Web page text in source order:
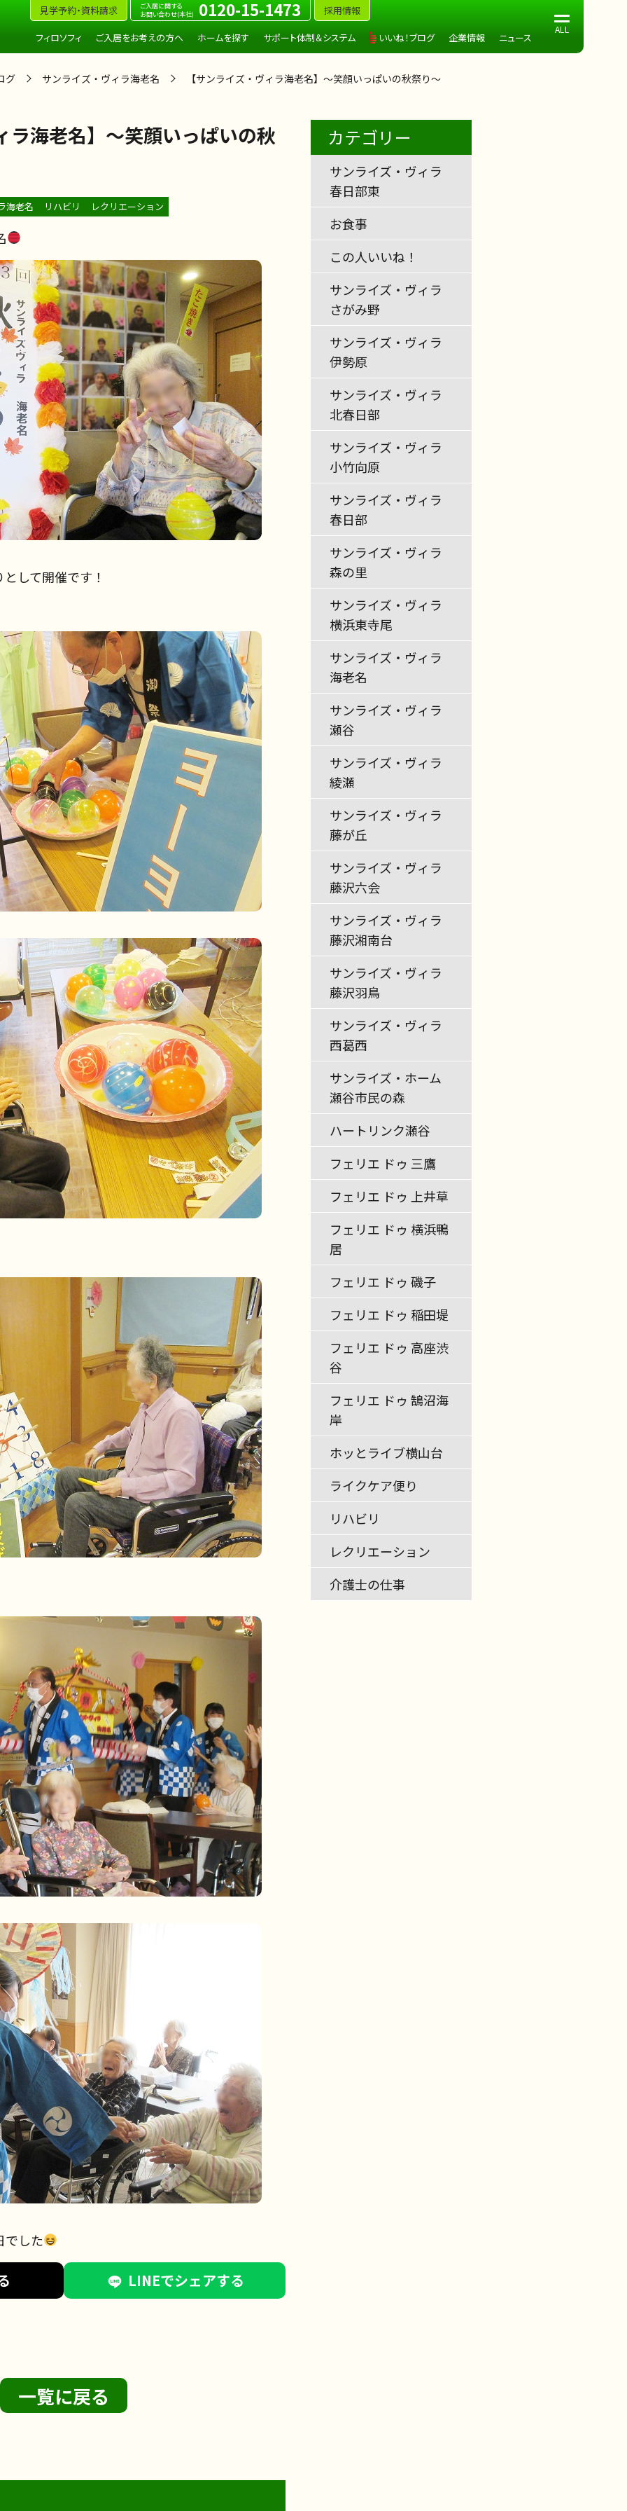
見学予約・資料請求
ご入居に関する
お問い合わせ(本社)
0120-15-1473 採用情報
フィロソフィ ご入居をお考えの方へ ホームを探す サポート体制＆システム いいね！ブログ 企業情報 ニュース
グ サンライズ・ヴィラ海老名 【サンライズ・ヴィラ海老名】～笑顔いっぱいの秋祭り～
ラ海老名】～笑顔いっぱいの秋
海老名 リハビリ レクリエーション
して開催です！
でした
LINEでシェアする
一覧に戻る
2026年8月2日
カテゴリー
サンライズ・ヴィラ
春日部東
お食事
この人いいね！
サンライズ・ヴィラ
さがみ野
サンライズ・ヴィラ
伊勢原
サンライズ・ヴィラ
北春日部
サンライズ・ヴィラ
小竹向原
サンライズ・ヴィラ
春日部
サンライズ・ヴィラ
森の里
サンライズ・ヴィラ
横浜東寺尾
サンライズ・ヴィラ
海老名
サンライズ・ヴィラ
瀬谷
サンライズ・ヴィラ
綾瀬
サンライズ・ヴィラ
藤が丘
サンライズ・ヴィラ
藤沢六会
サンライズ・ヴィラ
藤沢湘南台
サンライズ・ヴィラ
藤沢羽鳥
サンライズ・ヴィラ
西葛西
サンライズ・ホーム
瀬谷市民の森
ハートリンク瀬谷
フェリエ ドゥ 三鷹
フェリエ ドゥ 上井草
フェリエ ドゥ 横浜鴨
居
フェリエ ドゥ 磯子
フェリエ ドゥ 稲田堤
フェリエ ドゥ 高座渋
谷
フェリエ ドゥ 鵠沼海
岸
ホッとライブ横山台
ライクケア便り
リハビリ
レクリエーション
介護士の仕事